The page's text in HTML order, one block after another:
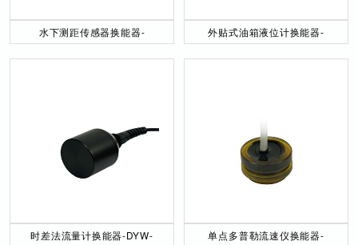
水下测距传感器换能器-
外贴式油箱液位计换能器-
时差法流量计换能器-DYW-
单点多普勒流速仪换能器-